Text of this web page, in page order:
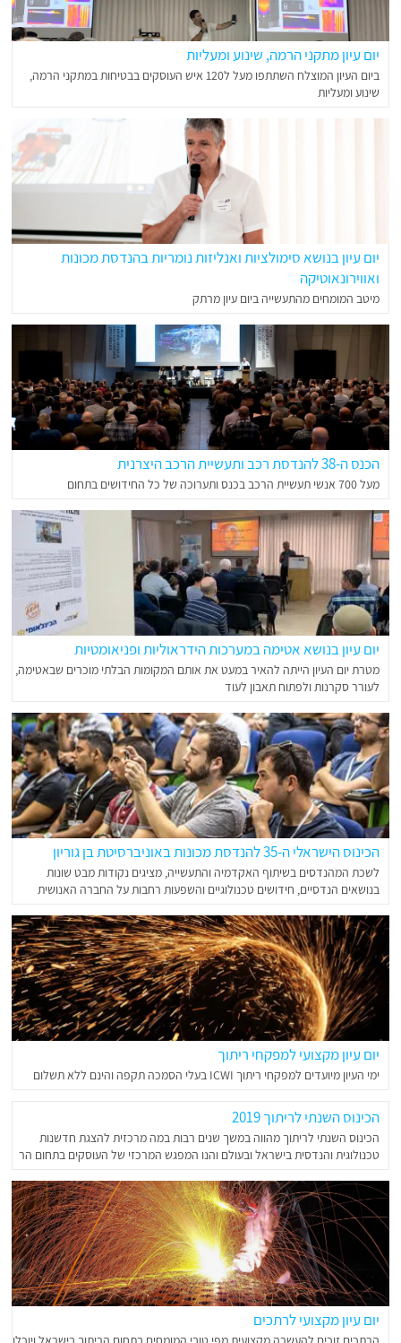
יום עיון מתקני הרמה, שינוע ומעליות
ביום העיון המוצלח השתתפו מעל ל120 איש העוסקים בבטיחות במתקני הרמה,
שינוע ומעליות
יום עיון בנושא סימולציות ואנליזות נומריות בהנדסת מכונות
ואווירונאוטיקה
מיטב המומחים מהתעשייה ביום עיון מרתק
הכנס ה-38 להנדסת רכב ותעשיית הרכב היצרנית
מעל 700 אנשי תעשיית הרכב בכנס ותערוכה של כל החידושים בתחום
יום עיון בנושא אטימה במערכות הידראוליות ופניאומטיות
מטרת יום העיון הייתה להאיר במעט את אותם המקומות הבלתי מוכרים שבאטימה,
לעורר סקרנות ולפתוח תאבון לעוד
הכינוס הישראלי ה-35 להנדסת מכונות באוניברסיטת בן גוריון
לשכת המהנדסים בשיתוף האקדמיה והתעשייה, מציגים נקודות מבט שונות
בנושאים הנדסיים, חידושים טכנולוגיים והשפעות רחבות על החברה האנושית
יום עיון מקצועי למפקחי ריתוך
ימי העיון מיועדים למפקחי ריתוך ICWI בעלי הסמכה תקפה והינם ללא תשלום
הכינוס השנתי לריתוך 2019
הכינוס השנתי לריתוך מהווה במשך שנים רבות במה מרכזית להצגת חדשנות
טכנולוגית והנדסית בישראל ובעולם והנו המפגש המרכזי של העוסקים בתחום הר
יום עיון מקצועי לרתכים